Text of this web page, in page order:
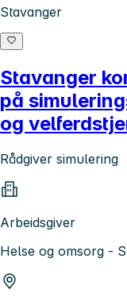
Stavanger
Stavanger
på
og
Rådgiver simulering
Arbeidsgiver
Helse og omsorg -